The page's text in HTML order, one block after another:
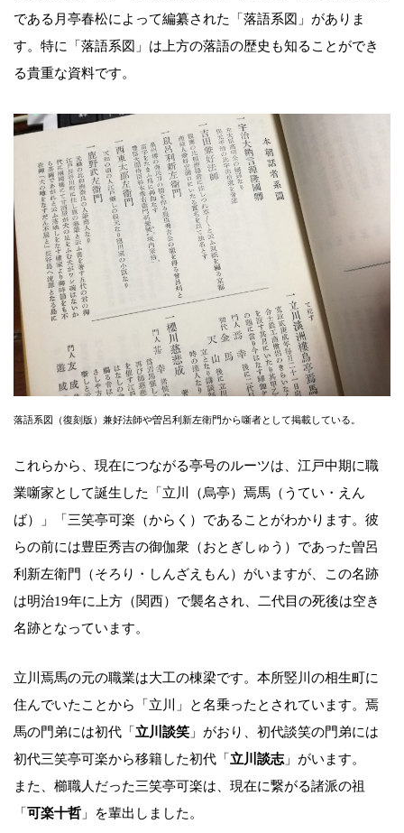
である月亭春松によって編纂された「落語系図」がありま
す。特に「落語系図」は上方の落語の歴史も知ることができ
る貴重な資料です。
落語系図（復刻版）兼好法師や曽呂利新左衛門から噺者として掲載している。
これらから、現在につながる亭号のルーツは、江戸中期に職
業噺家として誕生した「立川（烏亭）焉馬（うてい・えん
ば）」「三笑亭可楽（からく）であることがわかります。彼
らの前には豊臣秀吉の御伽衆（おとぎしゅう）であった曽呂
利新左衛門（そろり・しんざえもん）がいますが、この名跡
は明治19年に上方（関西）で襲名され、二代目の死後は空き
名跡となっています。
立川焉馬の元の職業は大工の棟梁です。本所竪川の相生町に
住んでいたことから「立川」と名乗ったとされています。焉
馬の門弟には初代「 立川談笑 」がおり、初代談笑の門弟には
初代三笑亭可楽から移籍した初代「 立川談志」がいます。
また、櫛職人だった三笑亭可楽は、現在に繋がる諸派の祖
「 可楽十哲 」を輩出しました。